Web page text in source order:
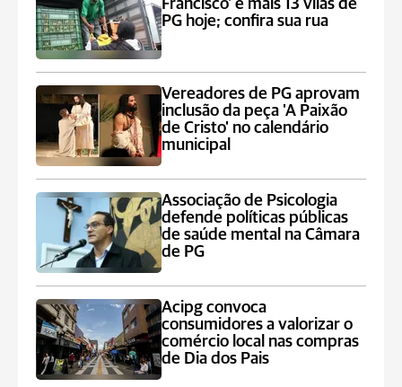
Francisco' e mais 13 vilas de
PG hoje; confira sua rua
Vereadores de PG aprovam
inclusão da peça 'A Paixão
de Cristo' no calendário
municipal
Associação de Psicologia
defende políticas públicas
de saúde mental na Câmara
de PG
Acipg convoca
consumidores a valorizar o
comércio local nas compras
de Dia dos Pais